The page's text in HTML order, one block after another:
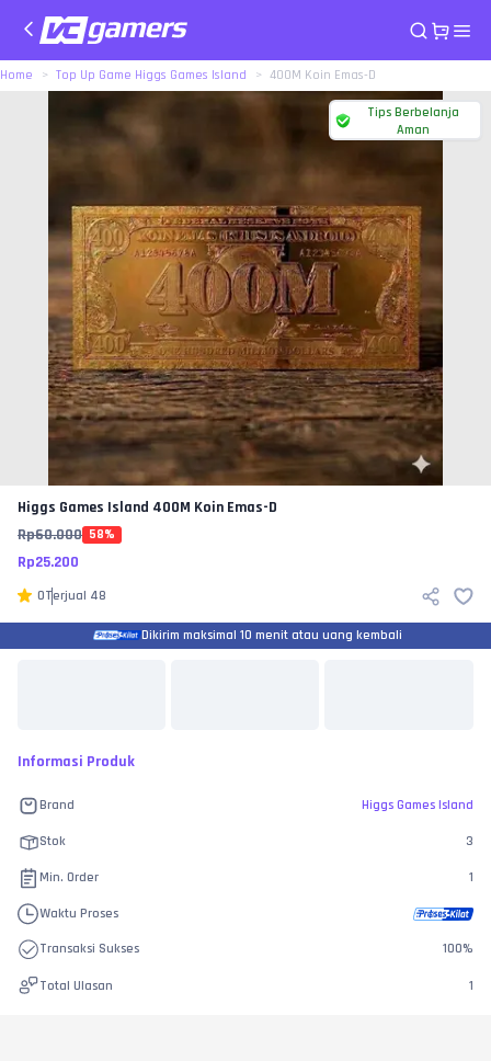
Home Top Up Game Higgs Games Island 400M Koin Emas-D
Tips Berbelanja
Aman
Higgs Games Island 400M Koin Emas-D
Rp60.000 58%
Rp25.200
0Terjual 48
Dikirim maksimal 10 menit atau uang kembali
Informasi Produk
Brand Higgs Games Island
Stok 3
Min. Order 1
Waktu Proses
Transaksi Sukses 100%
Total Ulasan 1